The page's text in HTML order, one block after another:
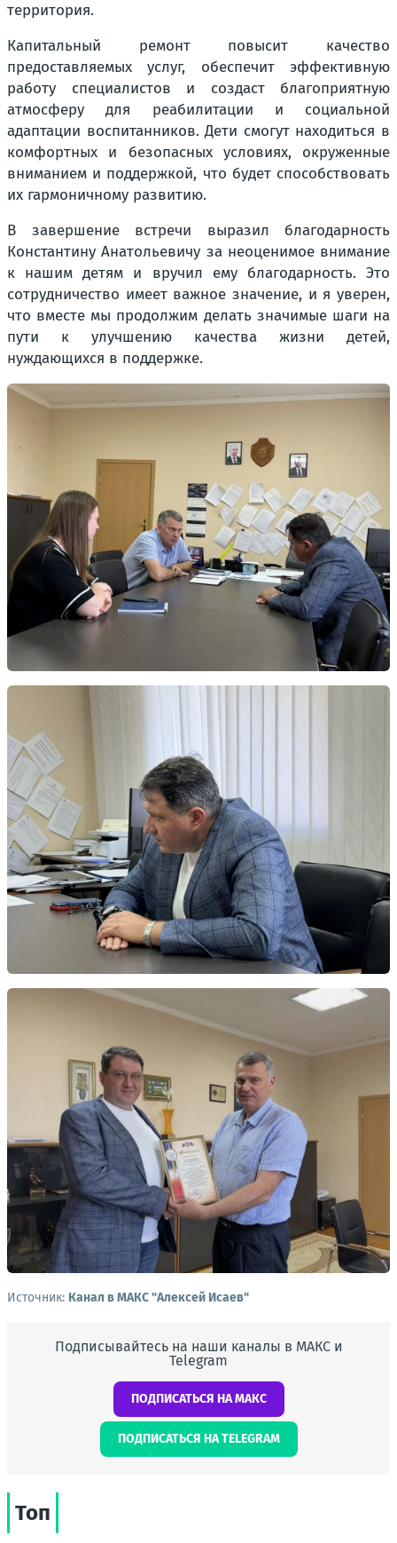
территория.
Капитальный ремонт повысит качество
предоставляемых услуг, обеспечит эффективную
работу специалистов и создаст благоприятную
атмосферу для реабилитации и социальной
адаптации воспитанников. Дети смогут находиться в
комфортных и безопасных условиях, окруженные
вниманием и поддержкой, что будет способствовать
их гармоничному развитию.
В завершение встречи выразил благодарность
Константину Анатольевичу за неоценимое внимание
к нашим детям и вручил ему благодарность. Это
сотрудничество имеет важное значение, и я уверен,
что вместе мы продолжим делать значимые шаги на
пути к улучшению качества жизни детей,
нуждающихся в поддержке.
Источник: Канал в МАКС "Алексей Исаев"
Подписывайтесь на наши каналы в МАКС и
Telegram
ПОДПИСАТЬСЯ НА МАКС
ПОДПИСАТЬСЯ НА TELEGRAM
Топ